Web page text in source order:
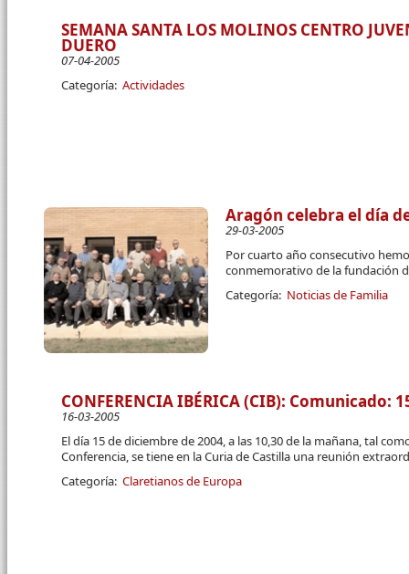
SEMANA SANTA LOS MOLINOS CENTRO
DUERO
07-04-2005
Categoría: Actividades
Aragón celebra el día
29-03-2005
Por cuarto año consecutivo
conmemorativo de la fundación
Categoría: Noticias de Familia
CONFERENCIA IBÉRICA (CIB): Comunicado:
16-03-2005
El día 15 de diciembre de 2004, a las 10,30 de la mañana, tal
Conferencia, se tiene en la Curia de Castilla una reunión
Categoría: Claretianos de Europa